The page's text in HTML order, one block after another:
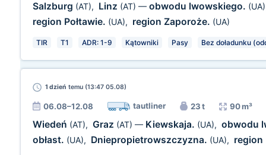
Salzburg (AT), Linz (AT) — obwodu lwowskiego. (UA)
region Połtawie. (UA), region Zaporoże. (UA)
TIR T1 ADR: 1-9 Kątowniki Pasy Bez doładunku
1 dzień temu (13:47 05.08)
06.08–12.08 tautliner 23 t 90 m³
Wiedeń (AT), Graz (AT) — Kiewskaja. (UA), obwodu
obłast. (UA), Dniepropietrowszczyzna. (UA), region